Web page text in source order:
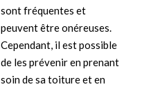
sont fréquentes et
peuvent être onéreuses.
Cependant, il est possible
de les prévenir en prenant
soin de sa toiture et en